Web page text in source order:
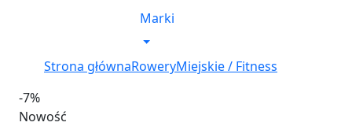
Marki
Strona głównaRoweryMiejskie / Fitness
-7%
Nowość